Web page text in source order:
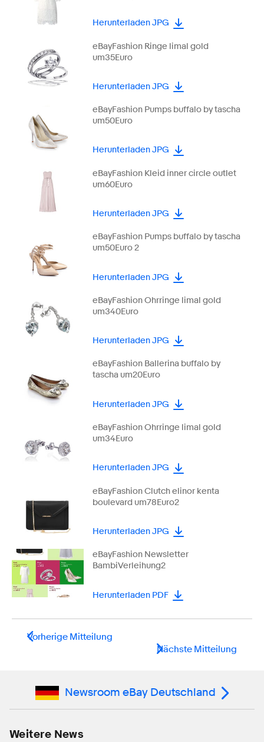
Herunterladen JPG
eBayFashion Ringe limal gold
um35Euro
Herunterladen JPG
eBayFashion Pumps buffalo by tascha
um50Euro
Herunterladen JPG
eBayFashion Kleid inner circle outlet
um60Euro
Herunterladen JPG
eBayFashion Pumps buffalo by tascha
um50Euro 2
Herunterladen JPG
eBayFashion Ohrringe limal gold
um340Euro
Herunterladen JPG
eBayFashion Ballerina buffalo by
tascha um20Euro
Herunterladen JPG
eBayFashion Ohrringe limal gold
um34Euro
Herunterladen JPG
eBayFashion Clutch elinor kenta
boulevard um78Euro2
Herunterladen JPG
eBayFashion Newsletter
BambiVerleihung2
Herunterladen PDF
Vorherige Mitteilung
Nächste Mitteilung
Newsroom eBay Deutschland
Weitere News